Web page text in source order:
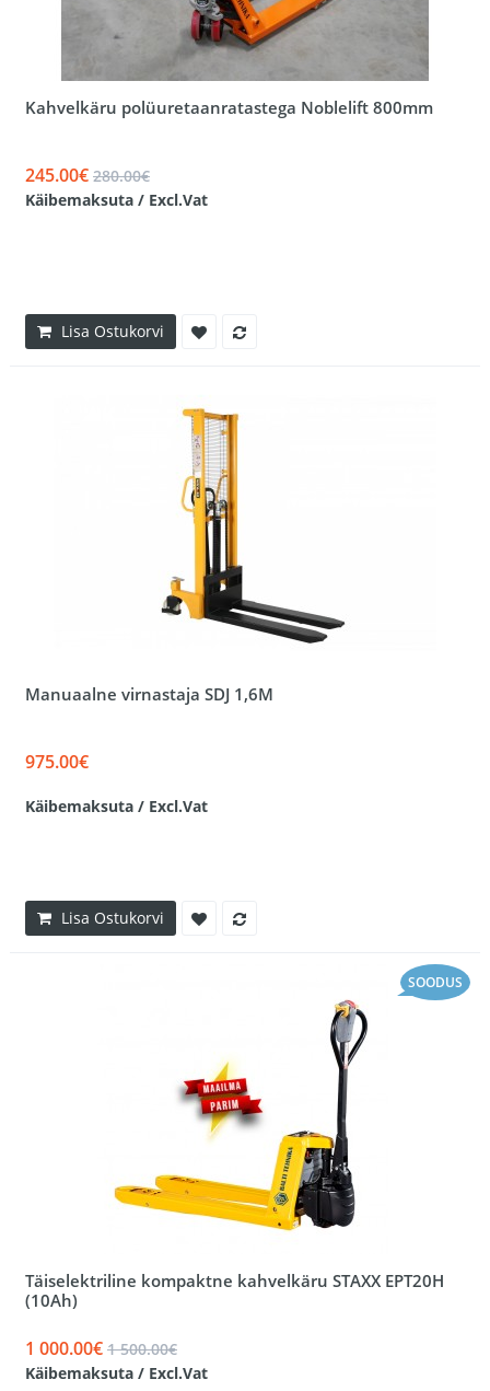
Kahvelkäru polüuretaanratastega Noblelift 800mm
245.00€ 280.00€
Käibemaksuta / Excl.Vat
Lisa Ostukorvi
Manuaalne virnastaja SDJ 1,6M
975.00€
Käibemaksuta / Excl.Vat
Lisa Ostukorvi
SOODUS
Täiselektriline kompaktne kahvelkäru STAXX EPT20H
(10Ah)
1 000.00€ 1 500.00€
Käibemaksuta / Excl.Vat